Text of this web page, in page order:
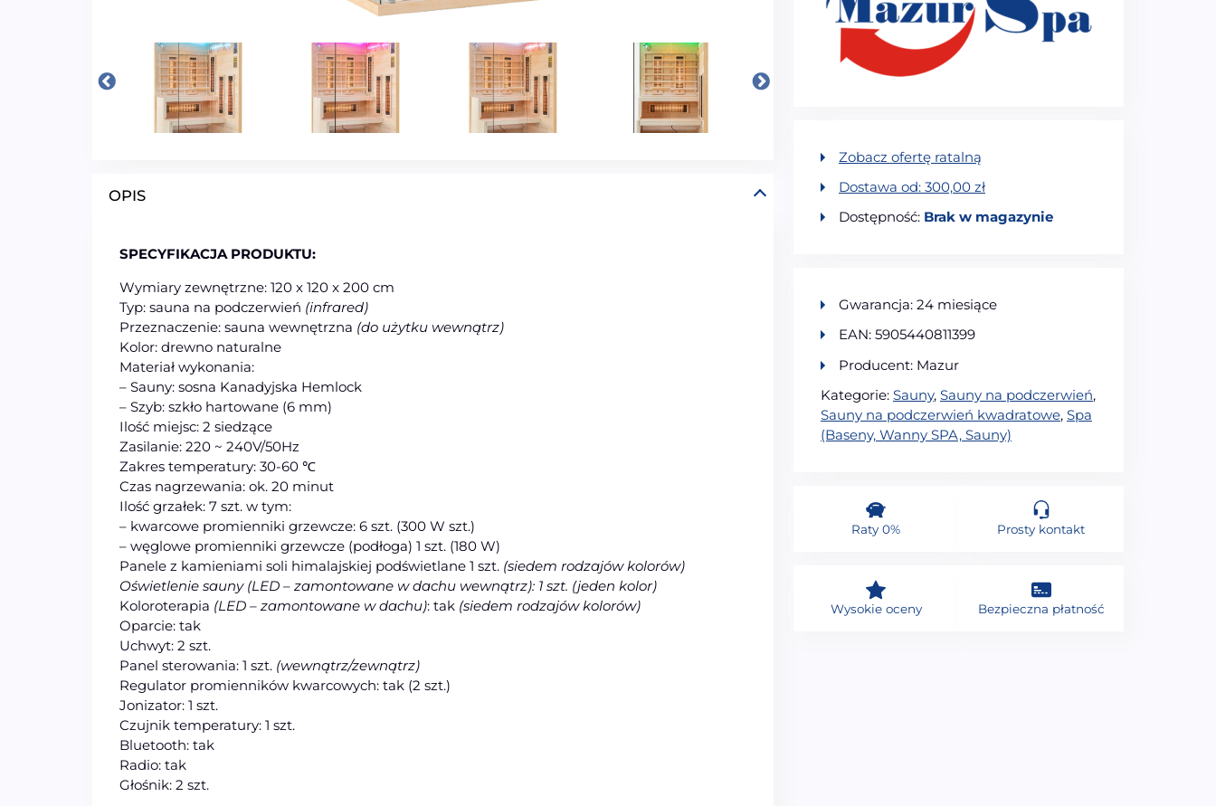
OPIS
SPECYFIKACJA PRODUKTU:
Wymiary zewnętrzne: 120 x 120 x 200 cm
Typ: sauna na podczerwień (infrared)
Przeznaczenie: sauna wewnętrzna (do użytku wewnątrz)
Kolor: drewno naturalne
Materiał wykonania:
– Sauny: sosna Kanadyjska Hemlock
– Szyb: szkło hartowane (6 mm)
Ilość miejsc: 2 siedzące
Zasilanie: 220 ~ 240V/50Hz
Zakres temperatury: 30-60 ℃
Czas nagrzewania: ok. 20 minut
Ilość grzałek: 7 szt. w tym:
– kwarcowe promienniki grzewcze: 6 szt. (300 W szt.)
– węglowe promienniki grzewcze (podłoga) 1 szt. (180 W)
Panele z kamieniami soli himalajskiej podświetlane 1 szt. (siedem rodzajów kolorów)
Oświetlenie sauny (LED – zamontowane w dachu wewnątrz): 1 szt. (jeden kolor)
Koloroterapia (LED – zamontowane w dachu): tak (siedem rodzajów kolorów)
Oparcie: tak
Uchwyt: 2 szt.
Panel sterowania: 1 szt. (wewnątrz/zewnątrz)
Regulator promienników kwarcowych: tak (2 szt.)
Jonizator: 1 szt.
Czujnik temperatury: 1 szt.
Bluetooth: tak
Radio: tak
Głośnik: 2 szt.
Zobacz ofertę ratalną
Dostawa od: 300,00 zł
Dostępność: Brak w magazynie
Gwarancja: 24 miesiące
EAN: 5905440811399
Producent: Mazur
Kategorie: Sauny, Sauny na podczerwień,
Sauny na podczerwień kwadratowe, Spa
(Baseny, Wanny SPA, Sauny)
Raty 0% Prosty kontakt
Wysokie oceny Bezpieczna płatność